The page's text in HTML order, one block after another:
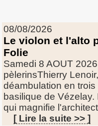
08/08/2026
Le violon et l'alto
Folie
Samedi 8 AOUT
pèlerinsThierry
déambulation en
basilique de
qui magnifie
[ Lire la suite >> ]